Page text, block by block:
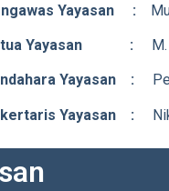
Yayasan :
Yayasan : M.
Yayasan :
Yayasan :